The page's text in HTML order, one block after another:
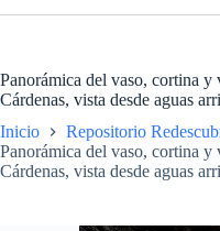
Panorámica del vaso, cortina y
Cárdenas, vista desde aguas
Inicio
Repositorio
Panorámica del vaso, cortina y
Cárdenas, vista desde aguas